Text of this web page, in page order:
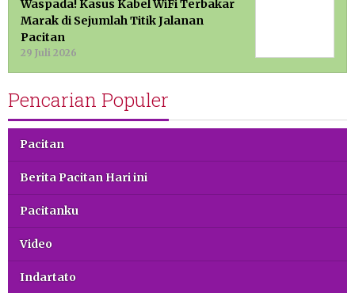
Waspada! Kasus Kabel WiFi Terbakar
Marak di Sejumlah Titik Jalanan
Pacitan
29 Juli 2026
Pencarian Populer
Pacitan
Berita Pacitan Hari ini
Pacitanku
Video
Indartato